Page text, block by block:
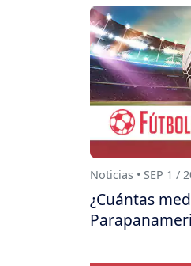
Noticias • SEP 1 /
¿Cuántas